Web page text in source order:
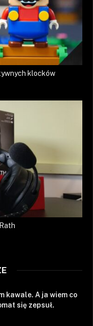
klocków
kawale. A ja wiem co
się zepsuł.